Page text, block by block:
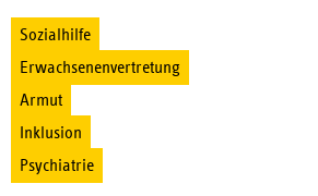
Sozialhilfe
Erwachsenenvertretung
Armut
Inklusion
Psychiatrie